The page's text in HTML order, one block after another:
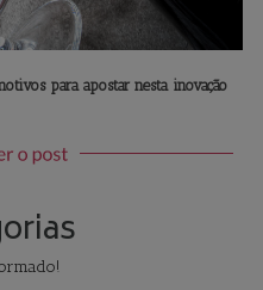
para apostar nesta inovação